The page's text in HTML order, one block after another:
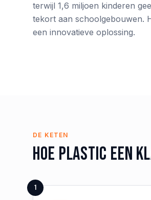
terwijl 1,6 miljoen kinderen
tekort aan schoolgebouwen.
een innovatieve oplossing.
DE KETEN
Hoe plastic een
1